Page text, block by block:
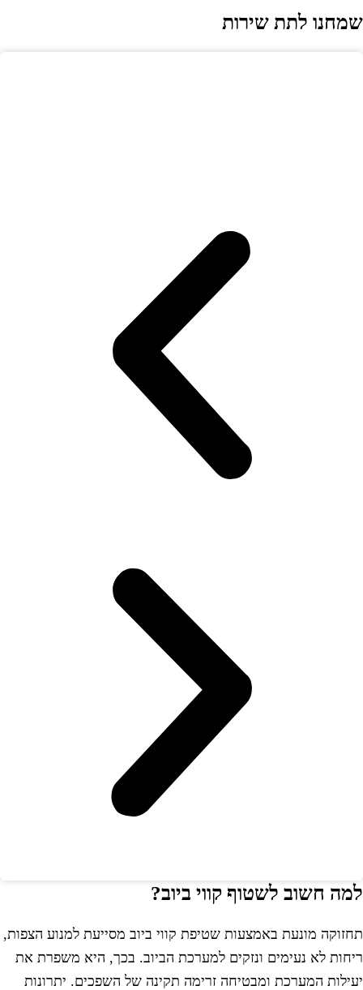
לתת שירות
חשוב לשטוף קווי ביוב?
מונעת באמצעות שטיפת קווי ביוב מסייעת למנוע הצפות,
לא נעימים ונזקים למערכת הביוב. בכך, היא משפרת את
המערכת ומבטיחה זרימה תקינה של השפכים. יתרונות